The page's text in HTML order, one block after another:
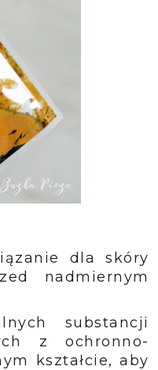
dla skóry
nadmiernym
substancji
z ochronno-
kształcie, aby